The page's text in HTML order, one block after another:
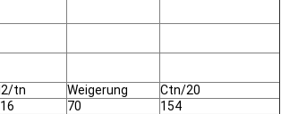
tn Weigerung
Ctn/20
70
154